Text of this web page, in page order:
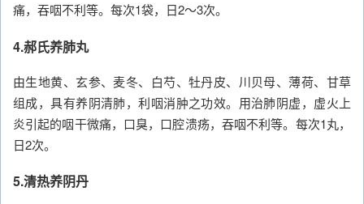
痛，吞咽不利等。每次1袋，日2～3次。
4.郝氏养肺丸
由生地黄、玄参、麦冬、白芍、牡丹皮、川贝母、薄荷、甘草
组成，具有养阴清肺，利咽消肿之功效。用治肺阴虚，虚火上
炎引起的咽干微痛，口臭，口腔溃疡，吞咽不利等。每次1丸，
日2次。
5.清热养阴丹